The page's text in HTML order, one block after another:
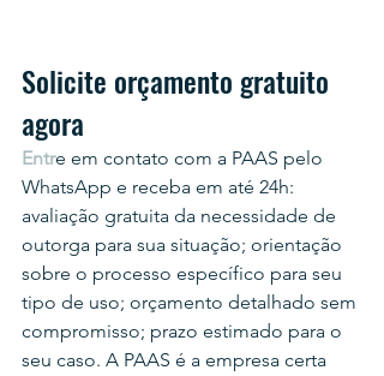
Solicite orçamento gratuito
agora
Entre em contato com a PAAS pelo
WhatsApp e receba em até 24h:
avaliação gratuita da necessidade de
outorga para sua situação; orientação
sobre o processo específico para seu
tipo de uso; orçamento detalhado sem
compromisso; prazo estimado para o
seu caso. A PAAS é a empresa certa